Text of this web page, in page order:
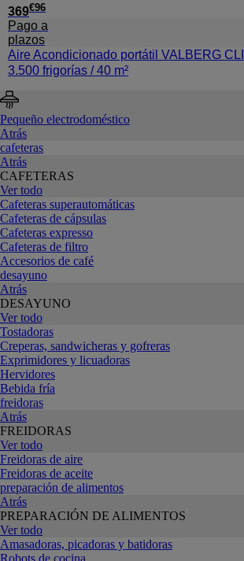
369€96
Pago a
plazos
Aire Acondicionado portátil VALBERG
3.500 frigorías / 40 m²
Pequeño electrodoméstico
Atrás
cafeteras
Atrás
CAFETERAS
Ver todo
Cafeteras superautomáticas
Cafeteras de cápsulas
Cafeteras expresso
Cafeteras de filtro
Accesorios de café
desayuno
Atrás
DESAYUNO
Ver todo
Tostadoras
Creperas, sandwicheras y gofreras
Exprimidores y licuadoras
Hervidores
Bebida fría
freidoras
Atrás
FREIDORAS
Ver todo
Freidoras de aire
Freidoras de aceite
preparación de alimentos
Atrás
PREPARACIÓN DE ALIMENTOS
Ver todo
Amasadoras, picadoras y batidoras
Robots de cocina